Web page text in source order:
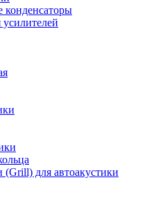
для автоакустики